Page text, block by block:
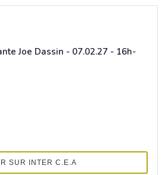
Joe Dassin - 07.02.27 - 16h-
SUR INTER C.E.A